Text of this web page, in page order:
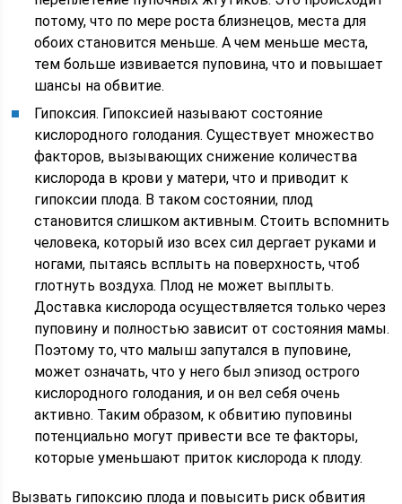
потому, что по мере роста близнецов, места для
обоих становится меньше. А чем меньше места,
тем больше извивается пуповина, что и повышает
шансы на обвитие.
Гипоксия. Гипоксией называют состояние
кислородного голодания. Существует множество
факторов, вызывающих снижение количества
кислорода в крови у матери, что и приводит к
гипоксии плода. В таком состоянии, плод
становится слишком активным. Стоить вспомнить
человека, который изо всех сил дергает руками и
ногами, пытаясь всплыть на поверхность, чтоб
глотнуть воздуха. Плод не может выплыть.
Доставка кислорода осуществляется только через
пуповину и полностью зависит от состояния мамы.
Поэтому то, что малыш запутался в пуповине,
может означать, что у него был эпизод острого
кислородного голодания, и он вел себя очень
активно. Таким образом, к обвитию пуповины
потенциально могут привести все те факторы,
которые уменьшают приток кислорода к плоду.
Вызвать гипоксию плода и повысить риск обвития